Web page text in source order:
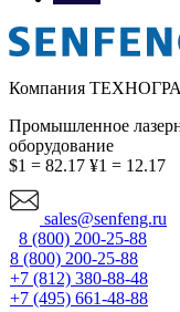
Компания
Промышленное
оборудование
$1 = 82.17 ¥1 = 12.17
sales@senfeng.ru
8 (800) 200-25-88
8 (800) 200-25-88
+7 (812) 380-88-48
+7 (495) 661-48-88